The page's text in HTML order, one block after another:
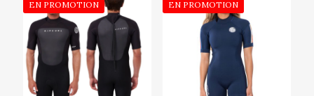
EN PROMOTION EN PROMOTION